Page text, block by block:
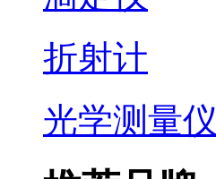
折射计
光学测量仪